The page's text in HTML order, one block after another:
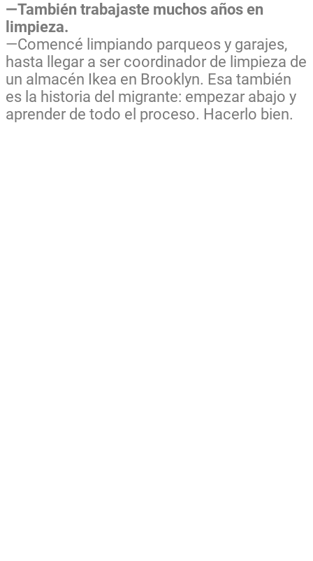
—También trabajaste muchos años en
limpieza.
—Comencé limpiando parqueos y garajes,
hasta llegar a ser coordinador de limpieza de
un almacén Ikea en Brooklyn. Esa también
es la historia del migrante: empezar abajo y
aprender de todo el proceso. Hacerlo bien.